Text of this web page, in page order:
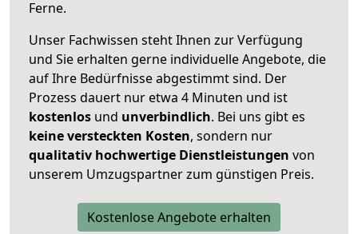
Ferne.
Unser Fachwissen steht Ihnen zur Verfügung
und Sie erhalten gerne individuelle Angebote, die
auf Ihre Bedürfnisse abgestimmt sind. Der
Prozess dauert nur etwa 4 Minuten und ist
kostenlos und unverbindlich. Bei uns gibt es
keine versteckten Kosten, sondern nur
qualitativ hochwertige Dienstleistungen von
unserem Umzugspartner zum günstigen Preis.
Kostenlose Angebote erhalten